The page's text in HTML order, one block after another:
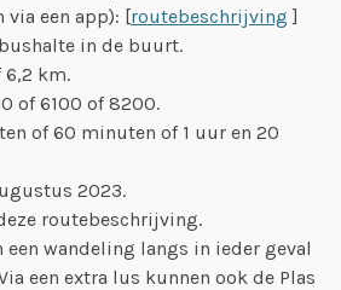
via een app): [routebeschrijving ]
in de buurt.
6,2 km.
of 6100 of 8200.
of 60 minuten of 1 uur en 20
2023.
routebeschrijving.
een wandeling langs in ieder geval
een extra lus kunnen ook de Plas